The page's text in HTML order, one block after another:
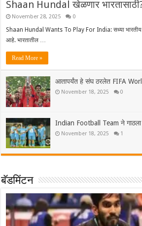
Shaan Hundal खेळणार
November 28, 2025 0
Shaan Hundal Wants To Play For India: सध्या
आहे. भारतातील …
Read More »
आतापर्यंत हे संघ ठरलेत FIFA
November 18, 2025 0
Indian Football Team ने गाठला
November 18, 2025 1
बॅडमिंटन